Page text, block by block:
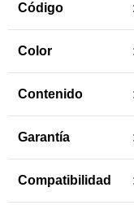
Código :
Color
Contenido
Garantía
Compatibilidad